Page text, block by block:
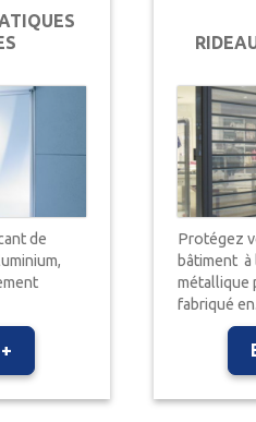
de
Protégez
bâtiment à
métallique
fabriqué